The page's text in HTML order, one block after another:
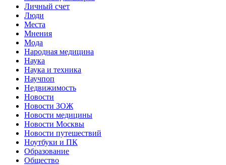
Личный счет
Люди
Места
Мнения
Мода
Народная медицина
Наука
Наука и техника
Научпоп
Недвижимость
Новости
Новости ЗОЖ
Новости медицины
Новости Москвы
Новости путешествий
Ноутбуки и ПК
Образование
Общество